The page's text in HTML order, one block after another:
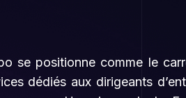
se positionne comme le
dédiés aux dirigeants